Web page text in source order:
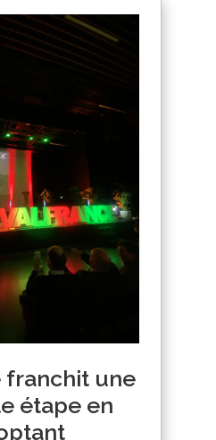
franchit une
étape en